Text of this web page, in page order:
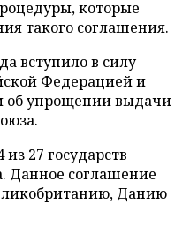
которые
такого соглашения.
вступило в силу
Федерацией и
об упрощении выдачи
27 государств
Данное соглашение
Данию